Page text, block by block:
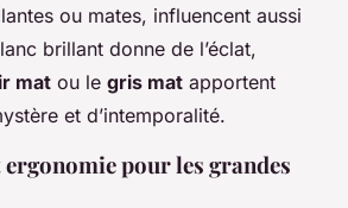
ou mates, influencent aussi
brillant donne de l’éclat,
mat ou le gris mat apportent
et d’intemporalité.
pour les grandes